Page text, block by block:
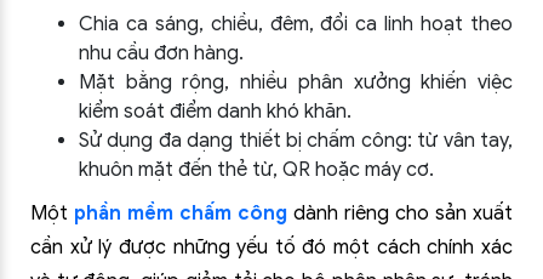
Chia ca sáng, chiều, đêm, đổi ca linh hoạt theo
nhu cầu đơn hàng.
Mặt bằng rộng, nhiều phân xưởng khiến việc
kiểm soát điểm danh khó khăn.
Sử dụng đa dạng thiết bị chấm công: từ vân tay,
khuôn mặt đến thẻ từ, QR hoặc máy cơ.
Một phần mềm chấm công dành riêng cho sản xuất
cần xử lý được những yếu tố đó một cách chính xác